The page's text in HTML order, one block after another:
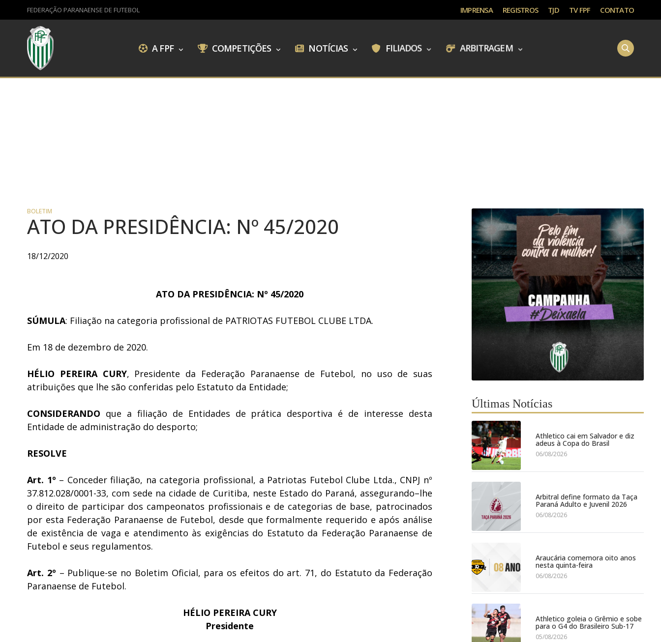
FEDERAÇÃO PARANAENSE DE FUTEBOL IMPRENSA REGISTROS TJD TV FPF CONTATO
A FPF COMPETIÇÕES NOTÍCIAS FILIADOS ARBITRAGEM
BOLETIM
ATO DA PRESIDÊNCIA: Nº 45/2020
18/12/2020
ATO DA PRESIDÊNCIA: Nº 45/2020
SÚMULA: Filiação na categoria profissional de PATRIOTAS FUTEBOL CLUBE LTDA.
Em 18 de dezembro de 2020.
HÉLIO PEREIRA CURY, Presidente da Federação Paranaense de Futebol, no uso de suas
atribuições que lhe são conferidas pelo Estatuto da Entidade;
CONSIDERANDO que a filiação de Entidades de prática desportiva é de interesse desta
Entidade de administração do desporto;
RESOLVE
Art. 1º – Conceder filiação, na categoria profissional, a Patriotas Futebol Clube Ltda., CNPJ nº
37.812.028/0001-33, com sede na cidade de Curitiba, neste Estado do Paraná, assegurando–lhe
o direito de participar dos campeonatos profissionais e de categorias de base, patrocinados
por esta Federação Paranaense de Futebol, desde que formalmente requerido e após análise
de existência de vaga e atendimento às exigências do Estatuto da Federação Paranaense de
Futebol e seus regulamentos.
Art. 2º – Publique-se no Boletim Oficial, para os efeitos do art. 71, do Estatuto da Federação
Paranaense de Futebol.
HÉLIO PEREIRA CURY
Presidente
Últimas Notícias
Athletico cai em Salvador e diz
adeus à Copa do Brasil
06/08/2026
Arbitral define formato da Taça
Paraná Adulto e Juvenil 2026
06/08/2026
Araucária comemora oito anos
nesta quinta-feira
06/08/2026
Athletico goleia o Grêmio e sobe
para o G4 do Brasileiro Sub-17
05/08/2026